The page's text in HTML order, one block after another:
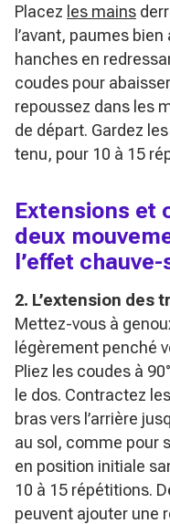
Placez les mains
l’avant, paumes
hanches en
coudes pour
repoussez dans les
de départ. Gardez
tenu, pour 10 à 15
Extensions et
deux
l’effet
2. L’extension des
Mettez-vous à
légèrement penché
Pliez les coudes à
le dos. Contractez
bras vers l’arrière
au sol, comme pour
en position initiale
10 à 15 répétitions.
peuvent ajouter une